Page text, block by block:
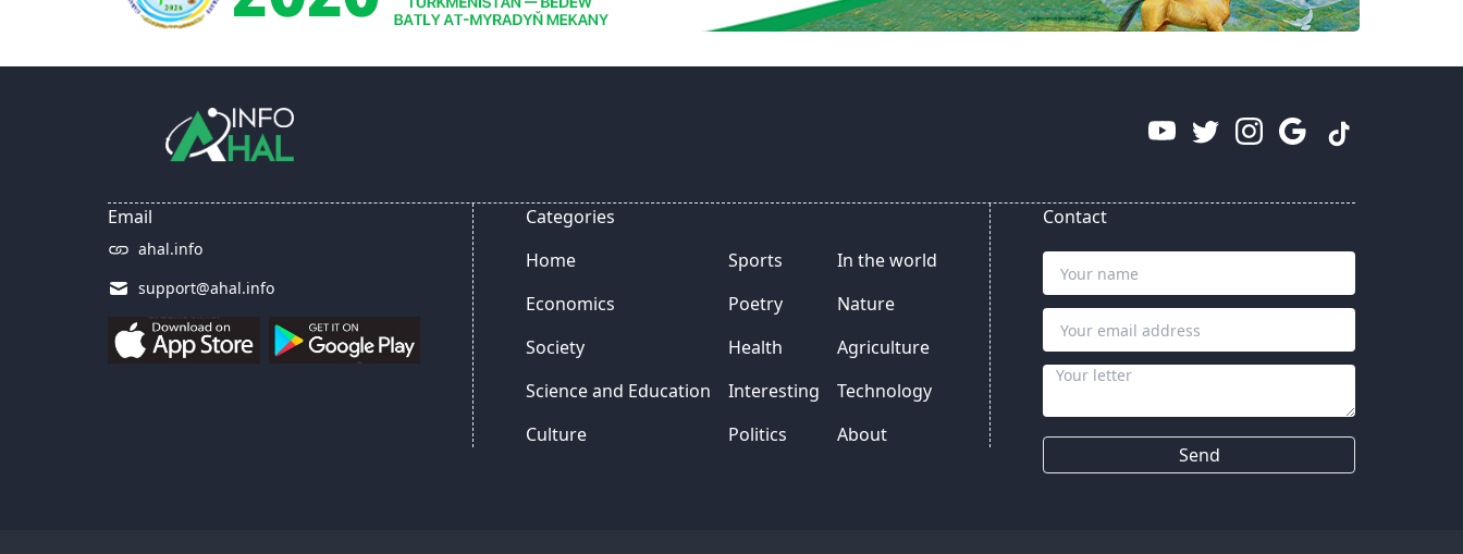
Email
ahal.info
support@ahal.info
Categories
Home
Economics
Society
Science and Education
Culture
Sports
Poetry
Health
Interesting
Politics
In the world
Nature
Agriculture
Technology
About
Contact
Send